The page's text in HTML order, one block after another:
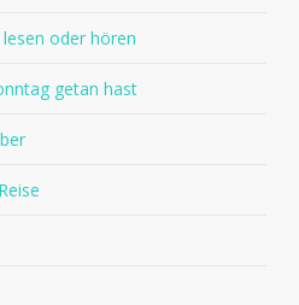
oder hören
getan hast